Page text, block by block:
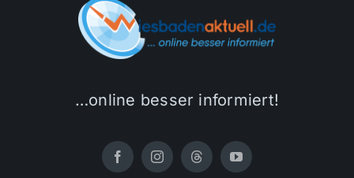
…online besser informiert!